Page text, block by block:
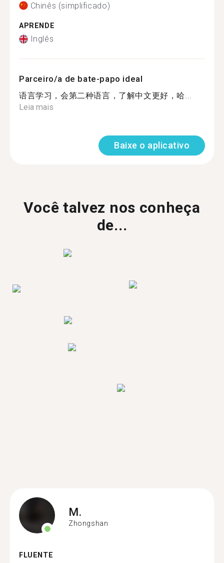
Chinês (simplificado)
APRENDE
Inglês
Parceiro/a de bate-papo ideal
语言学习，会第二种语言，了解中文更好，哈...
Leia mais
Baixe o aplicativo
Você talvez nos conheça
de...
M.
Zhongshan
FLUENTE